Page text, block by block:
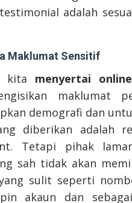
adalah
Maklumat Sensitif
kita menyertai
maklumat
demografi dan
diberikan adalah
Tetapi pihak
sah tidak akan
sulit seperti
akaun dan